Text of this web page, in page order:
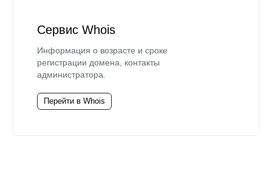
Сервис Whois
Информация о возрасте и сроке
регистрации домена, контакты
администратора.
Перейти в Whois